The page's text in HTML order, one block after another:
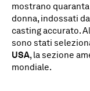
mostrano
donna, indossati
casting accurato.
sono stati
USA, la sezione
mondiale.